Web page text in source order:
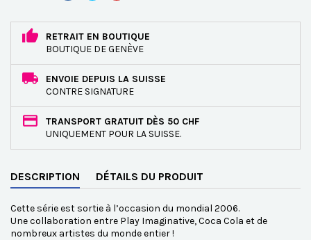
RETRAIT EN BOUTIQUE
BOUTIQUE DE GENÈVE
ENVOIE DEPUIS LA SUISSE
CONTRE SIGNATURE
TRANSPORT GRATUIT DÈS 50 CHF
UNIQUEMENT POUR LA SUISSE.
DESCRIPTION DÉTAILS DU PRODUIT
Cette série est sortie à l’occasion du mondial 2006.
Une collaboration entre Play Imaginative, Coca Cola et de
nombreux artistes du monde entier !